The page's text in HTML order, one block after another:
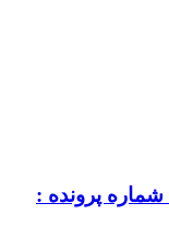
شماره پرونده :